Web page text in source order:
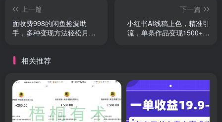
上一篇
面收费998的闲鱼捡漏助
手，多种变现方法轻松月入
下一篇
小红书AI线稿上色，精准引
流，单条作品变现1500+，
相关推荐